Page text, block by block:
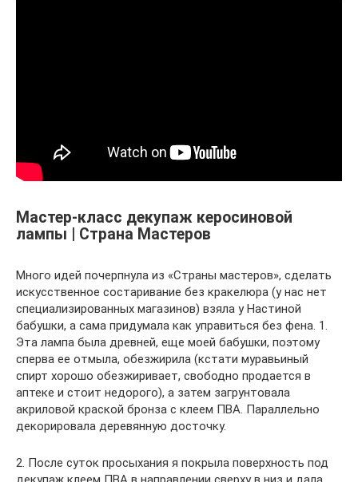
Мастер-класс декупаж керосиновой
лампы | Страна Мастеров
Много идей почерпнула из «Страны мастеров», сделать
искусственное состаривание без кракелюра (у нас нет
специализированных магазинов) взяла у Настиной
бабушки, а сама придумала как управиться без фена. 1.
Эта лампа была древней, еще моей бабушки, поэтому
сперва ее отмыла, обезжирила (кстати муравьиный
спирт хорошо обезжиривает, свободно продается в
аптеке и стоит недорого), а затем загрунтовала
акриловой краской бронза с клеем ПВА. Параллельно
декорировала деревянную досточку.
2. После суток просыхания я покрыла поверхность под